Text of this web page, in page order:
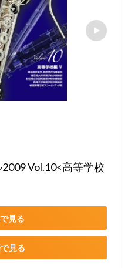
Vol.10<高等学校
見る
見る